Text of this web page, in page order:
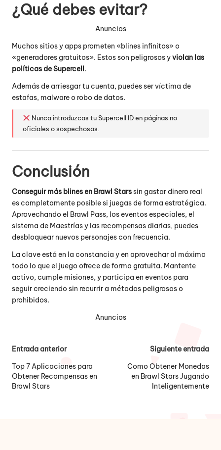
¿Qué debes evitar?
Anuncios
Muchos sitios y apps prometen «blines infinitos» o
«generadores gratuitos». Estos son peligrosos yviolan las
políticas de Supercell.
Además de arriesgar tu cuenta, puedes ser víctima de
estafas, malware o robo de datos.
Nunca introduzcas tu Supercell ID en páginas no
oficiales o sospechosas.
Conclusión
Conseguir más blines en Brawl Starssin gastar dinero real
es completamente posible si juegas de forma estratégica.
Aprovechando el Brawl Pass, los eventos especiales, el
sistema de Maestrías y las recompensas diarias, puedes
desbloquear nuevos personajes con frecuencia.
La clave está en la constancia y en aprovechar al máximo
todo lo que el juego ofrece de forma gratuita. Mantente
activo, cumple misiones, y participa en eventos para
seguir creciendo sin recurrir a métodos peligrosos o
prohibidos.
Anuncios
Navegación
de
entradas
Entrada anterior
Top 7 Aplicaciones para
Obtener Recompensas en
Brawl Stars
Siguiente entrada
Como Obtener Monedas
en Brawl Stars Jugando
Inteligentemente